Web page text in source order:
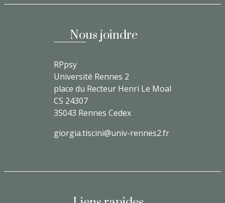
Nous joindre
RPpsy
Université Rennes 2
place du Recteur Henri Le Moal
CS 24307
35043 Rennes Cedex
giorgia.tiscini@univ-rennes2.fr